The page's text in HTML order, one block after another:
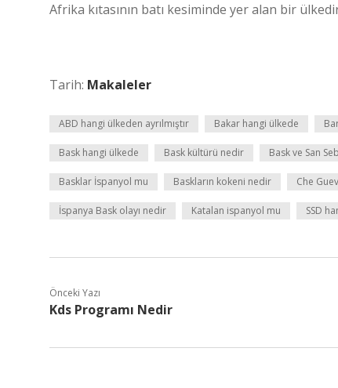
Afrika kıtasının batı kesiminde yer alan bir
Tarih: Makaleler
ABD hangi ülkeden ayrılmıştır Bakar hangi ülkede
Bask hangi ülkede Bask kültürü nedir Bask ve San
Basklar İspanyol mu Baskların kokeni nedir Che
İspanya Bask olayı nedir Katalan ispanyol mu SSD
Önceki Yazı
Kds Programı Nedir